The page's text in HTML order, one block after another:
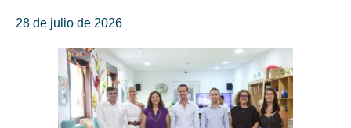
28 de julio de 2026